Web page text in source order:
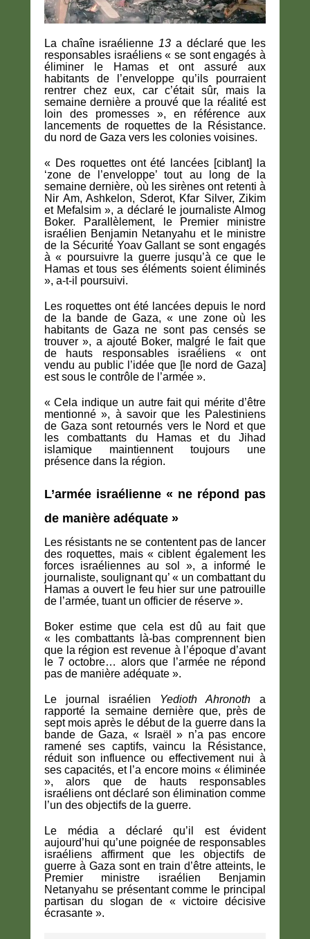
La chaîne israélienne 13 a déclaré que les
responsables israéliens « se sont engagés à
éliminer le Hamas et ont assuré aux
habitants de l’enveloppe qu’ils pourraient
rentrer chez eux, car c’était sûr, mais la
semaine dernière a prouvé que la réalité est
loin des promesses », en référence aux
lancements de roquettes de la Résistance.
du nord de Gaza vers les colonies voisines.
« Des roquettes ont été lancées [ciblant] la
‘zone de l’enveloppe’ tout au long de la
semaine dernière, où les sirènes ont retenti à
Nir Am, Ashkelon, Sderot, Kfar Silver, Zikim
et Mefalsim », a déclaré le journaliste Almog
Boker. Parallèlement, le Premier ministre
israélien Benjamin Netanyahu et le ministre
de la Sécurité Yoav Gallant se sont engagés
à « poursuivre la guerre jusqu’à ce que le
Hamas et tous ses éléments soient éliminés
», a-t-il poursuivi.
Les roquettes ont été lancées depuis le nord
de la bande de Gaza, « une zone où les
habitants de Gaza ne sont pas censés se
trouver », a ajouté Boker, malgré le fait que
de hauts responsables israéliens « ont
vendu au public l’idée que [le nord de Gaza]
est sous le contrôle de l’armée ».
« Cela indique un autre fait qui mérite d’être
mentionné », à savoir que les Palestiniens
de Gaza sont retournés vers le Nord et que
les combattants du Hamas et du Jihad
islamique maintiennent toujours une
présence dans la région.
L’armée israélienne « ne répond pas
de manière adéquate »
Les résistants ne se contentent pas de lancer
des roquettes, mais « ciblent également les
forces israéliennes au sol », a informé le
journaliste, soulignant qu’ « un combattant du
Hamas a ouvert le feu hier sur une patrouille
de l’armée, tuant un officier de réserve ».
Boker estime que cela est dû au fait que
« les combattants là-bas comprennent bien
que la région est revenue à l’époque d’avant
le 7 octobre… alors que l’armée ne répond
pas de manière adéquate ».
Le journal israélien Yedioth Ahronoth a
rapporté la semaine dernière que, près de
sept mois après le début de la guerre dans la
bande de Gaza, « Israël » n’a pas encore
ramené ses captifs, vaincu la Résistance,
réduit son influence ou effectivement nui à
ses capacités, et l’a encore moins « éliminée
», alors que de hauts responsables
israéliens ont déclaré son élimination comme
l’un des objectifs de la guerre.
Le média a déclaré qu’il est évident
aujourd’hui qu’une poignée de responsables
israéliens affirment que les objectifs de
guerre à Gaza sont en train d’être atteints, le
Premier ministre israélien Benjamin
Netanyahu se présentant comme le principal
partisan du slogan de « victoire décisive
écrasante ».